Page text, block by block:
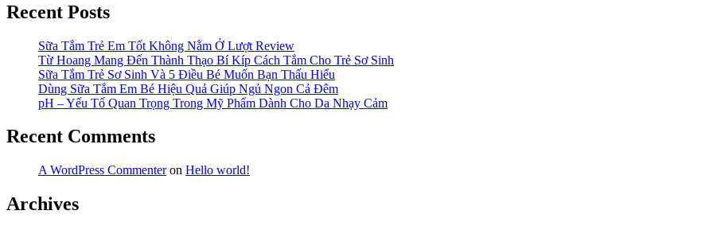
Recent Posts
Sữa Tắm Trẻ Em Tốt Không Nằm Ở Lượt Review
Từ Hoang Mang Đến Thành Thạo Bí Kíp Cách Tắm Cho Trẻ Sơ Sinh
Sữa Tắm Trẻ Sơ Sinh Và 5 Điều Bé Muốn Bạn Thấu Hiểu
Dùng Sữa Tắm Em Bé Hiệu Quả Giúp Ngủ Ngon Cả Đêm
pH – Yếu Tố Quan Trọng Trong Mỹ Phẩm Dành Cho Da Nhạy Cảm
Recent Comments
A WordPress Commenteron Hello world!
Archives